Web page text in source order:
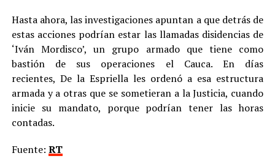
Hasta ahora, las investigaciones apuntan a que detrás de
estas acciones podrían estar las llamadas disidencias de
‘Iván Mordisco’, un grupo armado que tiene como
bastión de sus operaciones el Cauca. En días
recientes, De la Espriella les ordenó a esa estructura
armada y a otras que se sometieran a la Justicia, cuando
inicie su mandato, porque podrían tener las horas
contadas.
Fuente: RT